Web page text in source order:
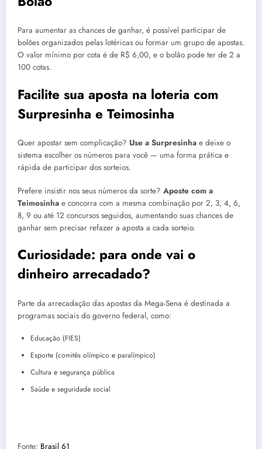
Para aumentar as chances de ganhar, é possível participar de
bolões organizados pelas lotéricas ou formar um grupo de apostas.
O valor mínimo por cota é de R$ 6,00, e o bolão pode ter de 2 a
100 cotas.
Facilite sua aposta na loteria com
Surpresinha e Teimosinha
Quer apostar sem complicação? Use a Surpresinha e deixe o
sistema escolher os números para você — uma forma prática e
rápida de participar dos sorteios.
Prefere insistir nos seus números da sorte? Aposte com a
Teimosinha e concorra com a mesma combinação por 2, 3, 4, 6,
8, 9 ou até 12 concursos seguidos, aumentando suas chances de
ganhar sem precisar refazer a aposta a cada sorteio.
Curiosidade: para onde vai o
dinheiro arrecadado?
Parte da arrecadação das apostas da Mega-Sena é destinada a
programas sociais do governo federal, como:
Educação (FIES)
Esporte (comitês olímpico e paralímpico)
Cultura e segurança pública
Saúde e seguridade social
Fonte: Brasil 61